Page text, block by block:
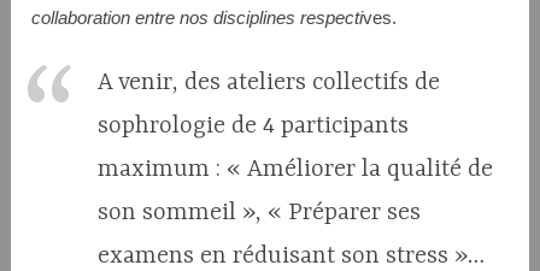
collaboration entre nos disciplines respectives.
A venir, des ateliers collectifs de
sophrologie de 4 participants
maximum : « Améliorer la qualité de
son sommeil », « Préparer ses
examens en réduisant son stress »…